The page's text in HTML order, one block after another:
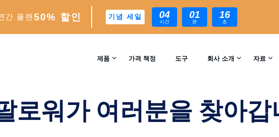
50% 할인
간 플랜 기념 세일 04
시간
01
분
14
초
제품
자동 AI 기반 성장 엔진
가격 책정 도구 회사 소개
리뷰
자료
블로그
워가 여러분을 찾아갑